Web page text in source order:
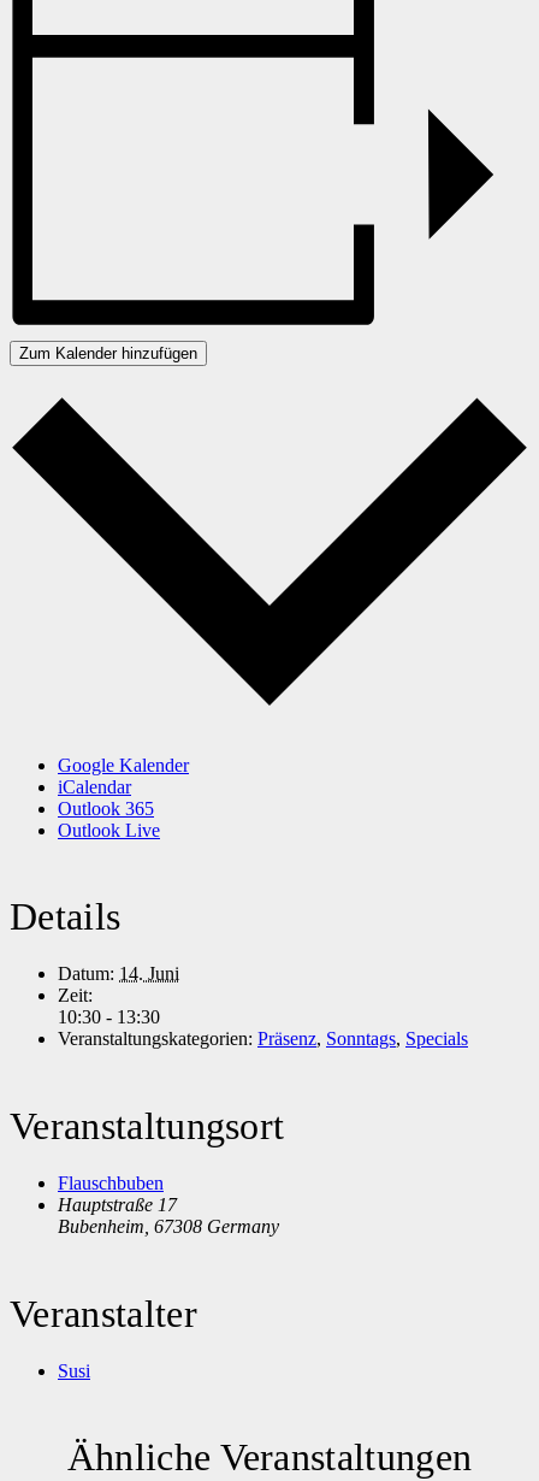
Zum Kalender hinzufügen
Google Kalender
iCalendar
Outlook 365
Outlook Live
Details
Datum: 14. Juni
Zeit:
10:30 - 13:30
Veranstaltungskategorien: Präsenz, Sonntags, Specials
Veranstaltungsort
Flauschbuben
Hauptstraße 17
Bubenheim 67308 Germany
Veranstalter
Susi
Ähnliche Veranstaltungen